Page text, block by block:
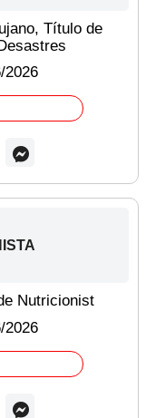
Título de
2026
Nutricionist
2026